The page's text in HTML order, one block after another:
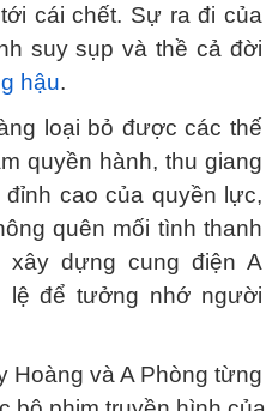
cái chết. Sự ra đi của
suy sụp và thề cả đời
hậu.
loại bỏ được các thế
quyền hành, thu giang
cao của quyền lực,
quên mối tình thanh
xây dựng cung điện A
lệ để tưởng nhớ người